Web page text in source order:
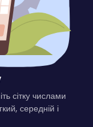
сітку числами
середній і